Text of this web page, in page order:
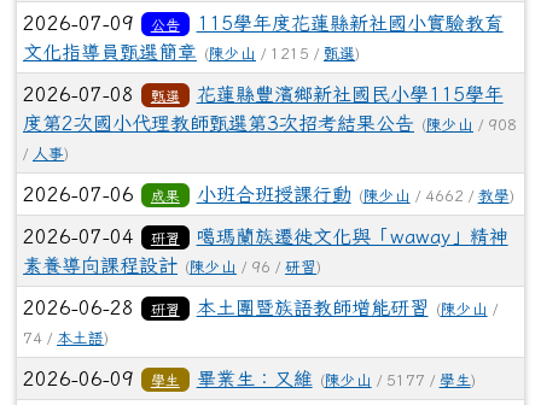
2026-07-09 公告
115學年度花蓮縣新社國小實驗教育
文化指導員甄選簡章
(陳少山 / 1215 / 甄選)
2026-07-08 甄選
花蓮縣豐濱鄉新社國民小學115學年
度第2次國小代理教師甄選第3次招考結果公告
(陳少山 / 908
/ 人事)
2026-07-06 成果 小班合班授課行動 (陳少山 / 4662 / 教學)
2026-07-04 研習
噶瑪蘭族遷徙文化與「waway」精神
素養導向課程設計 (陳少山 / 96 / 研習)
2026-06-28 研習 本土團暨族語教師增能研習 (陳少山 /
74 / 本土語)
2026-06-09 學生 畢業生：又維 (陳少山 / 5177 / 學生)